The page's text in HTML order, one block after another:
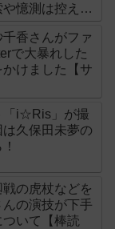
憶測は控える
千香さんがファ
で大暴れした
けました【サ
「i☆Ris」が撮
久保田未夢の
戦の虎杖などを
の演技が下手
いて【棒読